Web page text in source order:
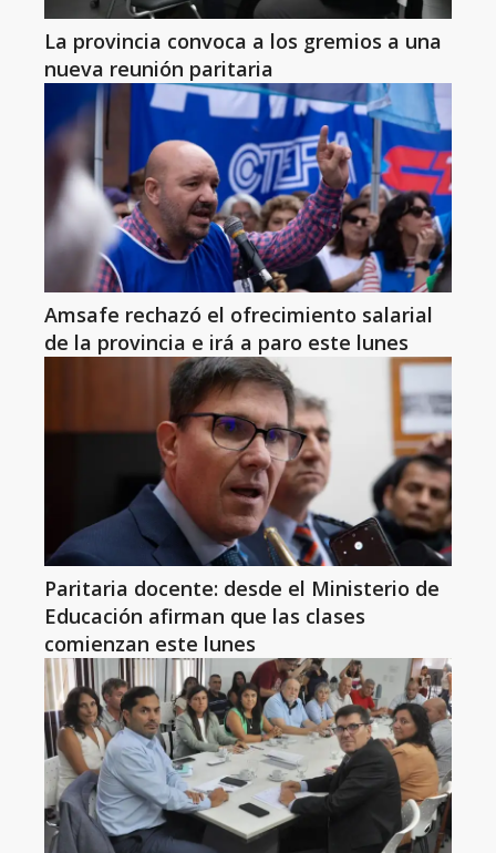
La provincia convoca a los gremios a una
nueva reunión paritaria
Amsafe rechazó el ofrecimiento salarial
de la provincia e irá a paro este lunes
Paritaria docente: desde el Ministerio de
Educación afirman que las clases
comienzan este lunes